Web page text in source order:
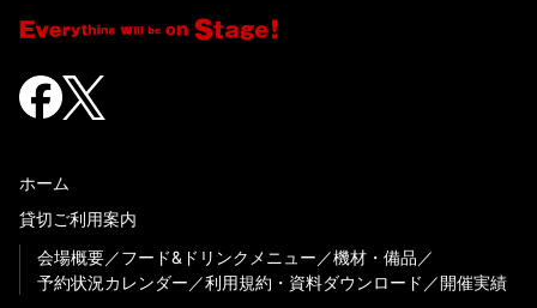
ホーム
貸切ご利用案内
会場概要
フード&ドリンクメニュー
機材・備品
予約状況カレンダー
利用規約・資料ダウンロード 開催実績